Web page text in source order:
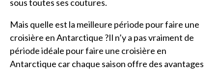
sous toutes ses coutures.
Mais quelle est la meilleure période pour faire une
croisière en Antarctique ?Il n’y a pas vraiment de
période idéale pour faire une croisière en
Antarctique car chaque saison offre des avantages